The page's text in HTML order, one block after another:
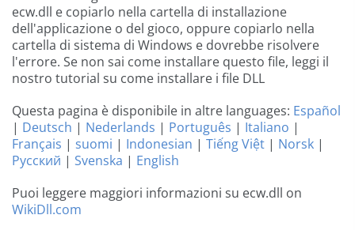
ecw.dll e copiarlo nella cartella di installazione
dell'applicazione o del gioco, oppure copiarlo nella
cartella di sistema di Windows e dovrebbe risolvere
l'errore. Se non sai come installare questo file, leggi il
nostro tutorial su come installare i file DLL
Questa pagina è disponibile in altre languages: Español
| Deutsch | Nederlands | Português | Italiano |
Français | suomi | Indonesian | Tiếng Việt | Norsk |
Русский | Svenska | English
Puoi leggere maggiori informazioni su ecw.dll on
WikiDll.com